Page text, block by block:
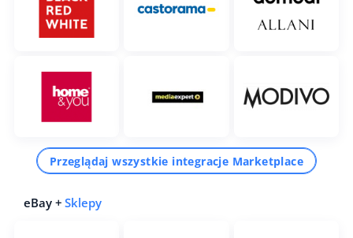
Przeglądaj wszystkie integracje Marketplace
eBay +Sklepy